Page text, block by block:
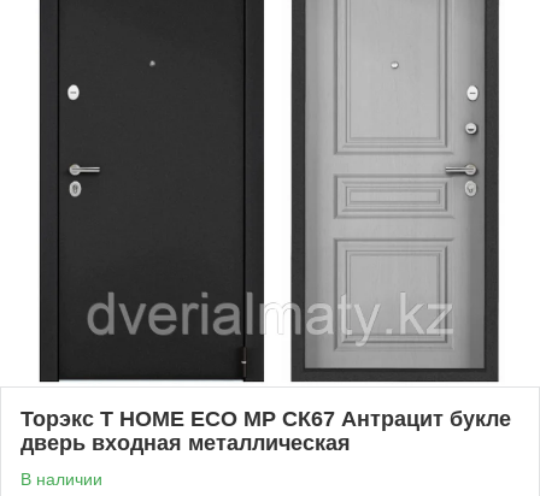
Торэкс T HOME ECO MP СК67 Антрацит букле
дверь входная металлическая
В наличии